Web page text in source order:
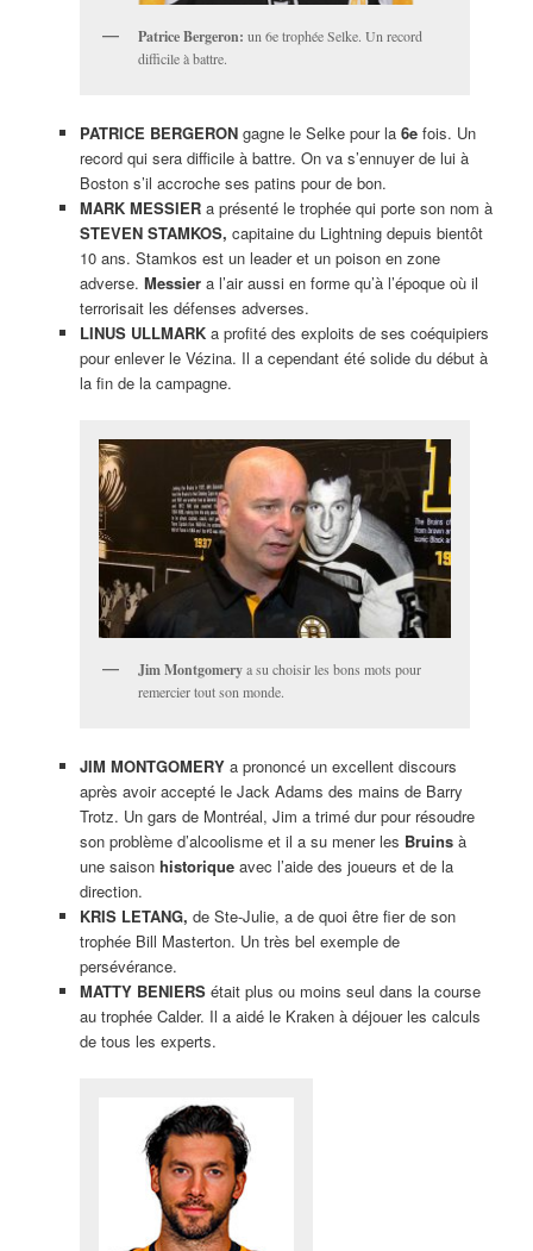
Patrice Bergeron: un 6e trophée Selke. Un record
difficile à battre.
PATRICE BERGERONgagne le Selke pour la 6efois. Un
record qui sera difficile à battre. On va s’ennuyer de lui à
Boston s’il accroche ses patins pour de bon.
MARK MESSIERa présenté le trophée qui porte son nom à
STEVEN STAMKOS, capitaine du Lightning depuis bientôt
10 ans. Stamkos est un leader et un poison en zone
adverse. Messiera l’air aussi en forme qu’à l’époque où il
terrorisait les défenses adverses.
LINUS ULLMARKa profité des exploits de ses coéquipiers
pour enlever le Vézina. Il a cependant été solide du début à
la fin de la campagne.
Jim Montgomerya su choisir les bons mots pour
remercier tout son monde.
JIM MONTGOMERYa prononcé un excellent discours
après avoir accepté le Jack Adams des mains de Barry
Trotz. Un gars de Montréal, Jim a trimé dur pour résoudre
son problème d’alcoolisme et il a su mener les Bruinsà
une saison historiqueavec l’aide des joueurs et de la
direction.
KRIS LETANG, de Ste-Julie, a de quoi être fier de son
trophée Bill Masterton. Un très bel exemple de
persévérance.
MATTY BENIERSétait plus ou moins seul dans la course
au trophée Calder. Il a aidé le Kraken à déjouer les calculs
de tous les experts.